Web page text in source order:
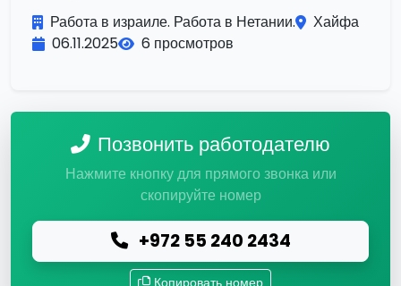
Работа в израиле. Работа в Нетании.
Хайфа
06.11.2025
6 просмотров
Позвонить работодателю
Нажмите кнопку для прямого звонка или
скопируйте номер
+972 55 240 2434
Копировать номер